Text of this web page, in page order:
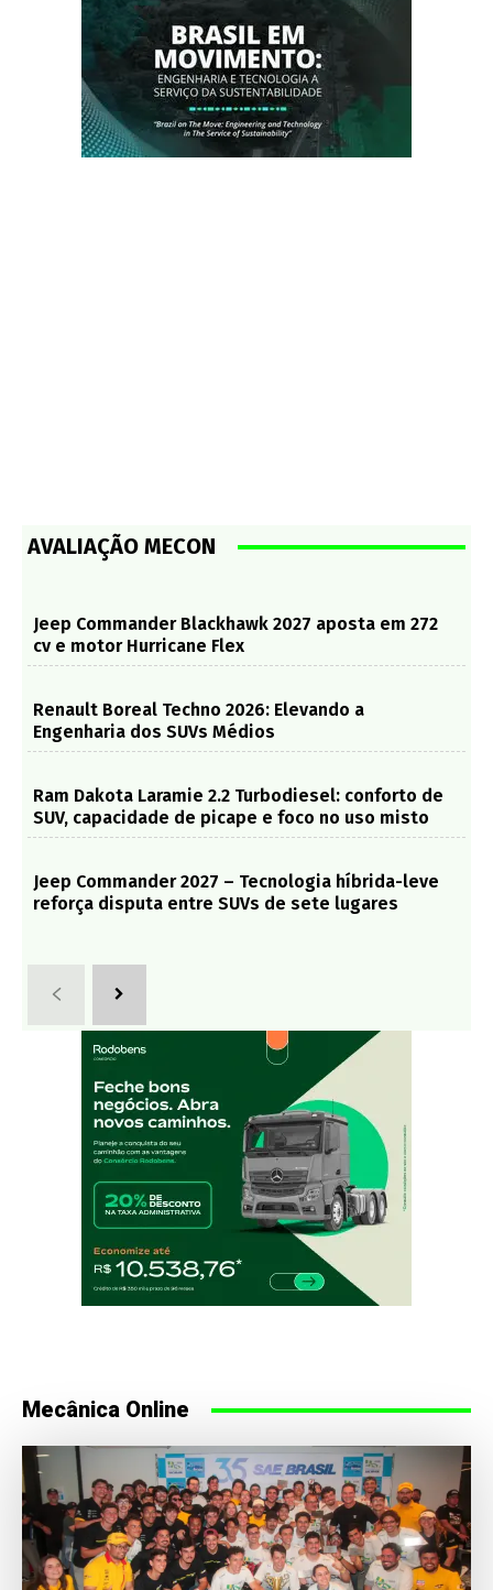
AVALIAÇÃO MECON
Jeep Commander Blackhawk 2027 aposta em 272
cv e motor Hurricane Flex
Renault Boreal Techno 2026: Elevando a
Engenharia dos SUVs Médios
Ram Dakota Laramie 2.2 Turbodiesel: conforto de
SUV, capacidade de picape e foco no uso misto
Jeep Commander 2027 – Tecnologia híbrida-leve
reforça disputa entre SUVs de sete lugares
Mecânica Online